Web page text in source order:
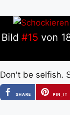
Bild #15 von
Don't be selfish.
SHARE
PIN_IT